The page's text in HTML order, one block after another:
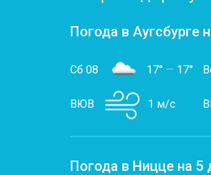
Погода в Аугсбурге
Сб 08 17° — 17°
ВЮВ 1 м/с
Погода в Ницце на 5